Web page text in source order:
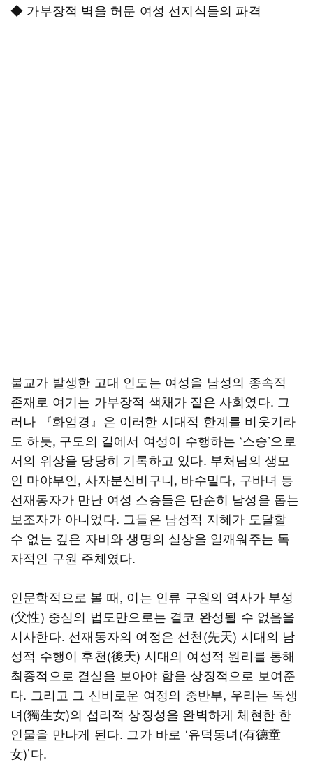
◆ 가부장적 벽을 허문 여성 선지식들의 파격
불교가 발생한 고대 인도는 여성을 남성의 종속적
존재로 여기는 가부장적 색채가 짙은 사회였다. 그
러나 『화엄경』은 이러한 시대적 한계를 비웃기라
도 하듯, 구도의 길에서 여성이 수행하는 ‘스승’으로
서의 위상을 당당히 기록하고 있다. 부처님의 생모
인 마야부인, 사자분신비구니, 바수밀다, 구바녀 등
선재동자가 만난 여성 스승들은 단순히 남성을 돕는
보조자가 아니었다. 그들은 남성적 지혜가 도달할
수 없는 깊은 자비와 생명의 실상을 일깨워주는 독
자적인 구원 주체였다.
인문학적으로 볼 때, 이는 인류 구원의 역사가 부성
(父性) 중심의 법도만으로는 결코 완성될 수 없음을
시사한다. 선재동자의 여정은 선천(先天) 시대의 남
성적 수행이 후천(後天) 시대의 여성적 원리를 통해
최종적으로 결실을 보아야 함을 상징적으로 보여준
다. 그리고 그 신비로운 여정의 중반부, 우리는 독생
녀(獨生女)의 섭리적 상징성을 완벽하게 체현한 한
인물을 만나게 된다. 그가 바로 ‘유덕동녀(有德童
女)’다.